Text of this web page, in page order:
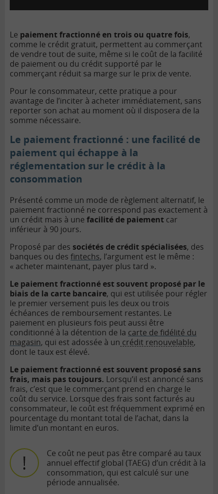
Le paiement fractionné en trois ou quatre fois,
comme le crédit gratuit, permettent au commerçant
de vendre tout de suite, même si le coût de la facilité
de paiement ou du crédit supporté par le
commerçant réduit sa marge sur le prix de vente.
Pour le consommateur, cette pratique a pour
avantage de l’inciter à acheter immédiatement, sans
reporter son achat au moment où il disposera de la
somme nécessaire.
Le paiement fractionné : une facilité de
paiement qui échappe à la
réglementation sur le crédit à la
consommation
Présenté comme un mode de règlement alternatif, le
paiement fractionné ne correspond pas exactement à
un crédit mais à une facilité de paiement car
inférieur à 90 jours.
Proposé par des sociétés de crédit spécialisées, des
banques ou des fintechs, l’argument est le même :
« acheter maintenant, payer plus tard ».
Le paiement fractionné est souvent proposé par le
biais de la carte bancaire, qui est utilisée pour régler
le premier versement puis les deux ou trois
échéances de remboursement restantes. Le
paiement en plusieurs fois peut aussi être
conditionné à la détention de la carte de fidélité du
magasin, qui est adossée à un crédit renouvelable,
dont le taux est élevé.
Le paiement fractionné est souvent proposé sans
frais, mais pas toujours. Lorsqu’il est annoncé sans
frais, c’est que le commerçant prend en charge le
coût du service. Lorsque des frais sont facturés au
consommateur, le coût est fréquemment exprimé en
pourcentage du montant total de l’achat, dans la
limite d’un montant en euros.
Ce coût ne peut pas être comparé au taux
annuel effectif global (TAEG) d’un crédit à la
consommation, qui est calculé sur une
période annualisée.